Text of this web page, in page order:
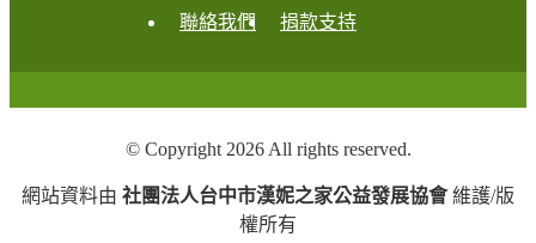
聯絡我們 捐款支持
© Copyright 2026 All rights reserved.
網站資料由 社團法人台中市漢妮之家公益發展協會維護/版
權所有